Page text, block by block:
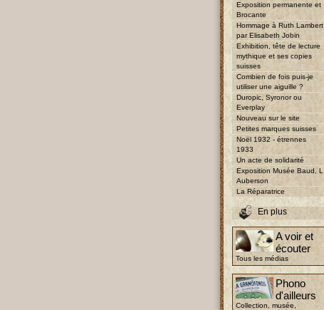
Exposition permanente et
Brocante
Hommage à Ruth Lambert
par Elisabeth Jobin
Exhibition, tête de lecture
mythique et ses copies
suisses
Combien de fois puis-je
utiliser une aiguille ?
Duropic, Syronor ou
Everplay
Nouveau sur le site
Petites marques suisses
Noël 1932 - étrennes
1933
Un acte de solidarité
Exposition Musée Baud, L
Auberson
La Réparatrice
En plus
A voir et
écouter
Tous les médias
Phono
d'ailleurs
Collection, musée,